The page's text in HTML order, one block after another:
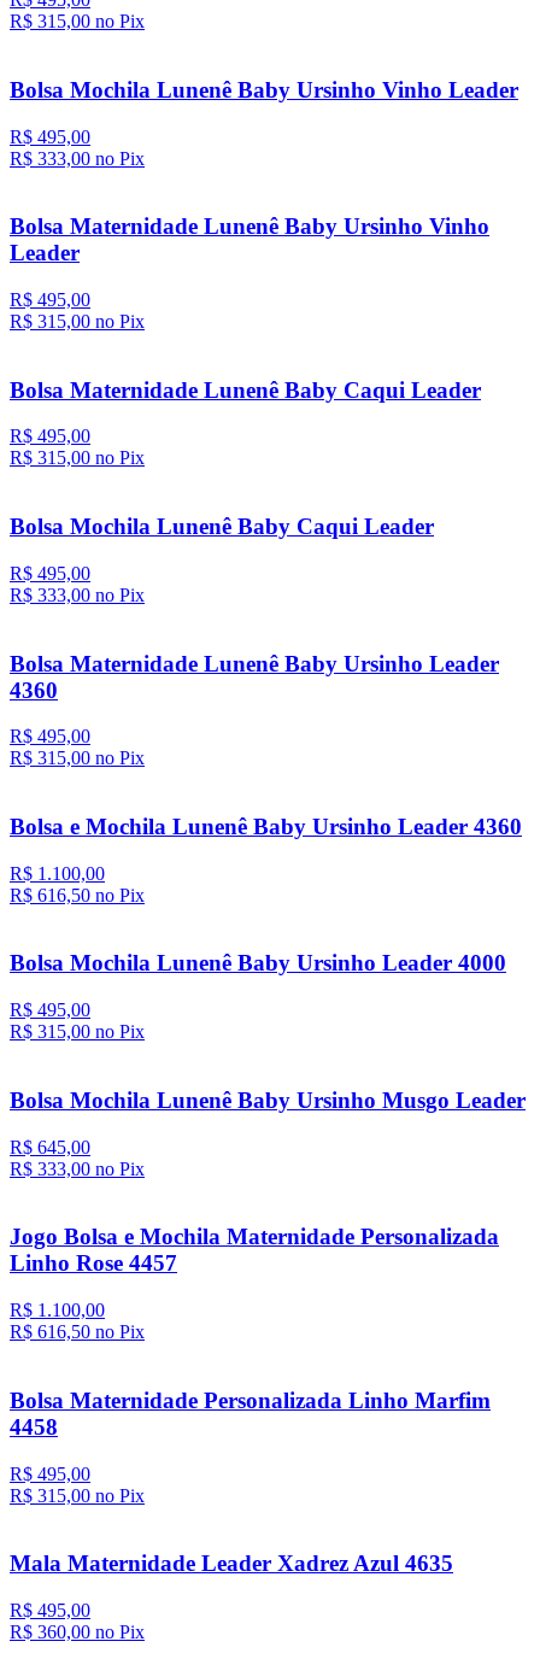
R$ 315,00 no Pix
Bolsa Mochila Lunenê Baby Ursinho Vinho Leader
R$ 495,00
R$ 333,00 no Pix
Bolsa Maternidade Lunenê Baby Ursinho Vinho
Leader
R$ 495,00
R$ 315,00 no Pix
Bolsa Maternidade Lunenê Baby Caqui Leader
R$ 495,00
R$ 315,00 no Pix
Bolsa Mochila Lunenê Baby Caqui Leader
R$ 495,00
R$ 333,00 no Pix
Bolsa Maternidade Lunenê Baby Ursinho Leader
4360
R$ 495,00
R$ 315,00 no Pix
Bolsa e Mochila Lunenê Baby Ursinho Leader 4360
R$ 1.100,00
R$ 616,50 no Pix
Bolsa Mochila Lunenê Baby Ursinho Leader 4000
R$ 495,00
R$ 315,00 no Pix
Bolsa Mochila Lunenê Baby Ursinho Musgo Leader
R$ 645,00
R$ 333,00 no Pix
Jogo Bolsa e Mochila Maternidade Personalizada
Linho Rose 4457
R$ 1.100,00
R$ 616,50 no Pix
Bolsa Maternidade Personalizada Linho Marfim
4458
R$ 495,00
R$ 315,00 no Pix
Mala Maternidade Leader Xadrez Azul 4635
R$ 495,00
R$ 360,00 no Pix